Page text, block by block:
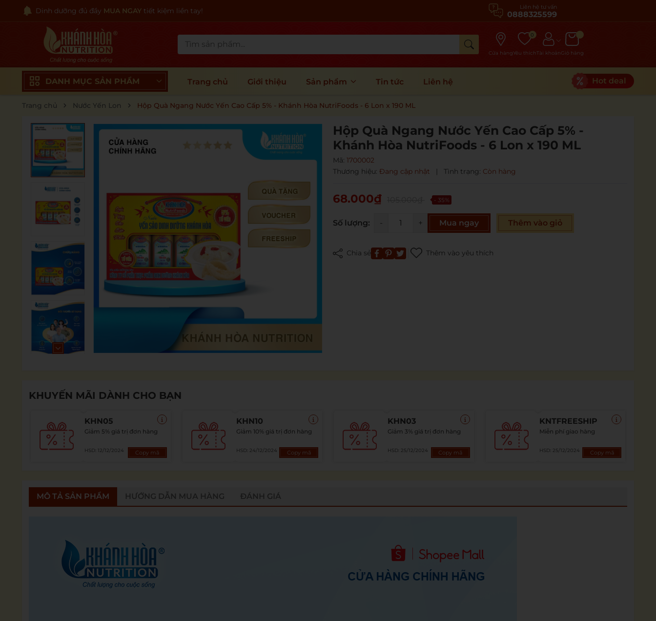
Dinh dưỡng đủ đầy MUA NGAY tiết kiệm liền tay! Liên hệ tư vấn
0888325599
Cửa hàng
0
Yêu thíchTài khoảnGiỏ hàng
DANH MỤC SẢN PHẨM Trang chủ Giới thiệu Sản phẩm Tin tức Liên hệ Hot deal
Trang chủ Nước Yến Lon Hộp Quà Ngang Nước Yến Cao Cấp 5% - Khánh Hòa NutriFoods - 6 Lon x 190 ML
Hộp Quà Ngang Nước Yến Cao Cấp 5% -
Khánh Hòa NutriFoods - 6 Lon x 190 ML
Mã: 1700002
Thương hiệu: Đang cập nhật Tình trạng: Còn hàng
68.000₫ - 35%
Số lượng: - + Mua ngay Thêm vào giỏ
Chia sẻ Thêm vào yêu thích
KHUYẾN MÃI DÀNH CHO BẠN
KHN05
Giảm 5% giá trị đơn hàng
HSD: 12/12/2024 Copy mã
KHN10
Giảm 10% giá trị đơn hàng
HSD: 24/12/2024 Copy mã
KHN03
Giảm 3% giá trị đơn hàng
HSD: 25/12/2024 Copy mã
KNTFREESHIP
Miễn phí giao hàng
HSD: 25/12/2024 Copy mã
MÔ TẢ SẢN PHẨM HƯỚNG DẪN MUA HÀNG ĐÁNH GIÁ